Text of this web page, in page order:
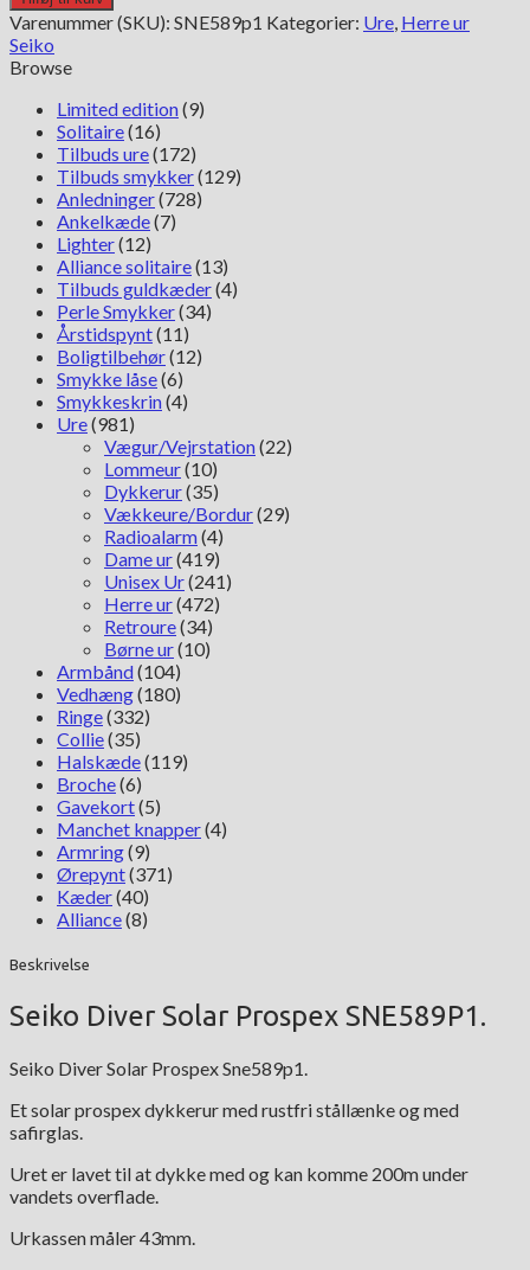
Solar
Prospex
SNE589P1
antal
Varenummer (SKU): SNE589p1 Kategorier: Ure, Herre ur
Seiko
Browse
Limited edition(9)
Solitaire(16)
Tilbuds ure(172)
Tilbuds smykker(129)
Anledninger(728)
Ankelkæde(7)
Lighter(12)
Alliance solitaire(13)
Tilbuds guldkæder(4)
Perle Smykker(34)
Årstidspynt(11)
Boligtilbehør(12)
Smykke låse(6)
Smykkeskrin(4)
Ure(981)
Vægur/Vejrstation(22)
Lommeur(10)
Dykkerur(35)
Vækkeure/Bordur(29)
Radioalarm(4)
Dame ur(419)
Unisex Ur(241)
Herre ur(472)
Retroure(34)
Børne ur(10)
Armbånd(104)
Vedhæng(180)
Ringe(332)
Collie(35)
Halskæde(119)
Broche(6)
Gavekort(5)
Manchet knapper(4)
Armring(9)
Ørepynt(371)
Kæder(40)
Alliance(8)
Beskrivelse
Seiko Diver Solar Prospex SNE589P1.
Seiko Diver Solar Prospex Sne589p1.
Et solar prospex dykkerur med rustfri stållænke og med
safirglas.
Uret er lavet til at dykke med og kan komme 200m under
vandets overflade.
Urkassen måler 43mm.